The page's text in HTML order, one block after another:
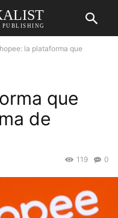
PUBLISHING
la plataforma que
que
de
0
119